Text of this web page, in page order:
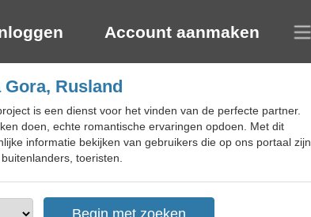
Account aanmaken
Rusland
is een dienst voor het vinden van de perfecte partner.
doen, echte romantische ervaringen opdoen. Met dit
informatie bekijken van gebruikers die op ons portaal zijn
toeristen.